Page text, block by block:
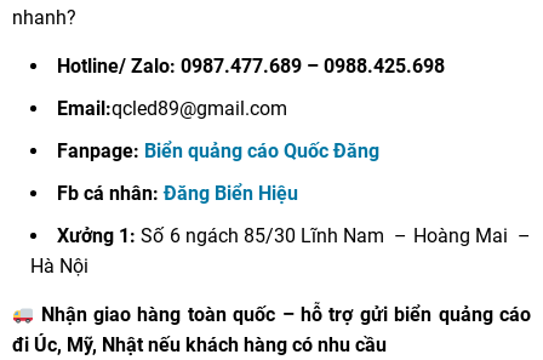
nhanh?
Hotline/ Zalo: 0987.477.689 – 0988.425.698
Email:qcled89@gmail.com
Fanpage: Biển quảng cáo Quốc Đăng
Fb cá nhân:Đăng Biển Hiệu
Xưởng 1:Số 6 ngách 85/30 Lĩnh Nam – Hoàng Mai –
Hà Nội
Nhận giao hàng toàn quốc – hỗ trợ gửi biển quảng cáo
đi Úc, Mỹ, Nhật nếu khách hàng có nhu cầu